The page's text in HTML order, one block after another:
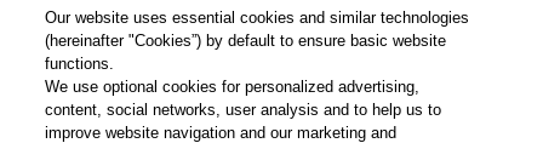
Our website uses essential cookies and similar technologies
(hereinafter "Cookies”) by default to ensure basic website
functions.
We use optional cookies for personalized advertising,
content, social networks, user analysis and to help us to
improve website navigation and our marketing and